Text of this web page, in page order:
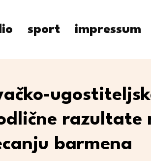
sport impressum
razultate
barmena